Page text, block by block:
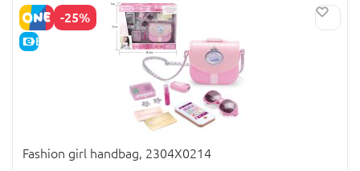
-25%
E-CENA
Fashion girl handbag, 2304X0214